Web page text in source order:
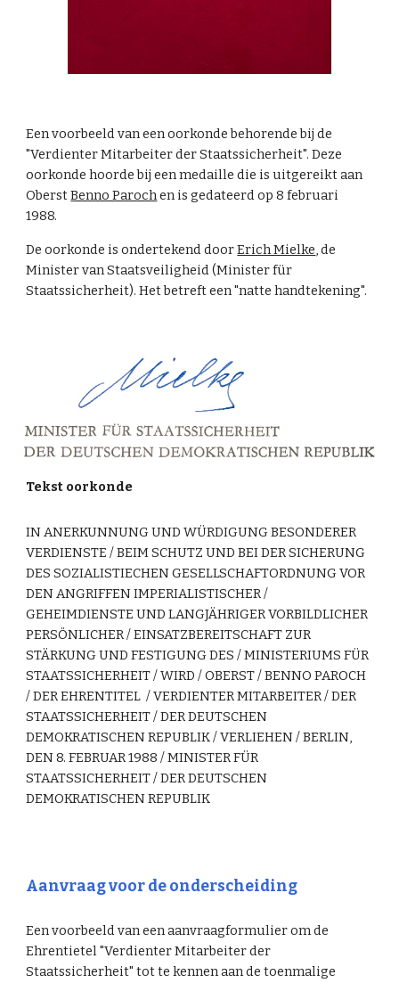
Een voorbeeld van een oorkonde behorende bij de
"Verdienter Mitarbeiter der Staatssicherheit". Deze
oorkonde hoorde bij een medaille die is uitgereikt aan
OberstBenno Parochen is gedateerd op 8 februari
1988.
De oorkonde is ondertekend doorErich Mielke, de
Minister van Staatsveiligheid (Minister für
Staatssicherheit). Het betreft een "natte handtekening".
Tekst oorkonde
IN ANERKUNNUNG UND WÜRDIGUNG BESONDERER
VERDIENSTE / BEIM SCHUTZ UND BEI DER SICHERUNG
DES SOZIALISTIECHEN GESELLSCHAFTORDNUNG VOR
DEN ANGRIFFEN IMPERIALISTISCHER /
GEHEIMDIENSTE UND LANGJÄHRIGER VORBILDLICHER
PERSÖNLICHER / EINSATZBEREITSCHAFT ZUR
STÄRKUNG UND FESTIGUNG DES / MINISTERIUMS FÜR
STAATSSICHERHEIT / WIRD / OBERST / BENNO PAROCH
/ DER EHRENTITEL / VERDIENTER MITARBEITER / DER
STAATSSICHERHEIT / DER DEUTSCHEN
DEMOKRATISCHEN REPUBLIK / VERLIEHEN / BERLIN,
DEN 8. FEBRUAR 1988 / MINISTER FÜR
STAATSSICHERHEIT / DER DEUTSCHEN
DEMOKRATISCHEN REPUBLIK
Aanvraag voor de onderscheiding
Een voorbeeld van een aanvraagformulier om de
Ehrentietel "Verdienter Mitarbeiter der
Staatssicherheit" tot te kennen aan de toenmalige